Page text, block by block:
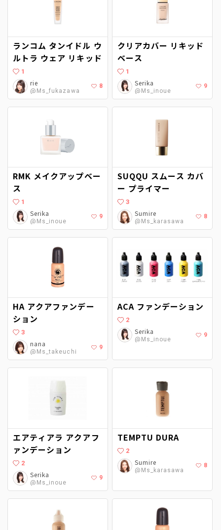
ランコム タンイドル ウ
ルトラ ウェア リキッド
1
rie
@Ms_fukazawa
8
クリアカバー リキッド
ベース
1
Serika
@Ms_inoue
9
RMK メイクアップベー
ス
1
Serika
@Ms_inoue
9
SUQQU スムース カバ
ー プライマー
3
Sumire
@Ms_karasawa
8
HA アクアファンデー
ション
3
nana
@Ms_takeuchi
9
ACA ファンデーション
2
Serika
@Ms_inoue
9
エアティアラ アクアフ
ァンデーション
2
Serika
@Ms_inoue
9
TEMPTU DURA
2
Sumire
@Ms_karasawa
8